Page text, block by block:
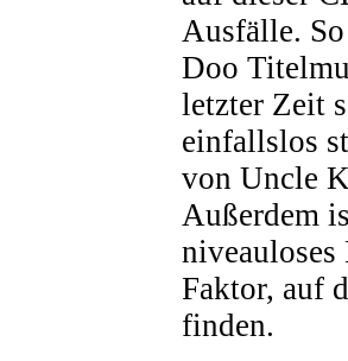
Ausfälle.
Doo
letzter Zeit
einfallslos
von Uncle
Außerdem
Faktor, auf
finden.